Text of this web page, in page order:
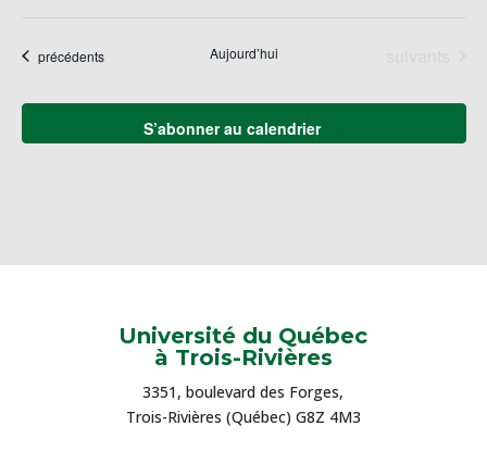
Évènements
précédents Aujourd’hui
S’abonner au calendrier
Université du Québec
à Trois-Rivières
3351, boulevard des Forges,
Trois-Rivières (Québec) G8Z 4M3